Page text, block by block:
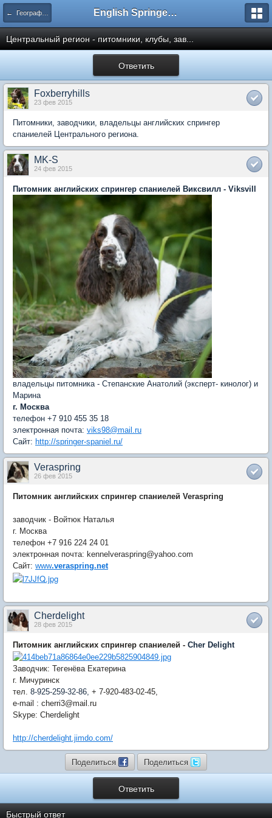
← География спрингеров России и ближнего зарубежья English Springer Spaniel Club
Центральный регион - питомники, клубы, зав...
Ответить
Foxberryhills
23 фев 2015
Питомники, заводчики, владельцы английских спрингер
спаниелей Центрального региона.
MK-S
24 фев 2015
Питомник английских спрингер спаниелей Виксвилл - Viksvill
владельцы питомника - Степанские Анатолий (эксперт- кинолог) и
Марина
г. Москва
телефон +7 910 455 35 18
электронная почта: viks98@mail.ru
Сайт: http://springer-spaniel.ru/
Veraspring
26 фев 2015
Питомник английских спрингер спаниелей Veraspring
заводчик - Войтюк Наталья
г. Москва
телефон +7 916 224 24 01
электронная почта: kennelveraspring@yahoo.com
Сайт: www.veraspring.net
Cherdelight
28 фев 2015
Питомник английских спрингер спаниелей - Cher Delight
Заводчик: Тегенёва Екатерина
г. Мичуринск
тел. 8-925-259-32-86, + 7-920-483-02-45,
e-mail : cherri3@mail.ru
Skype: Cherdelight
http://cherdelight.jimdo.com/
Поделиться Поделиться
Ответить
Быстрый ответ